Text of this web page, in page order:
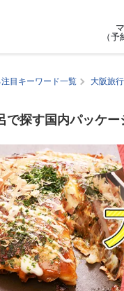
（
目キーワード一覧 大阪旅
で探す国内パッケー